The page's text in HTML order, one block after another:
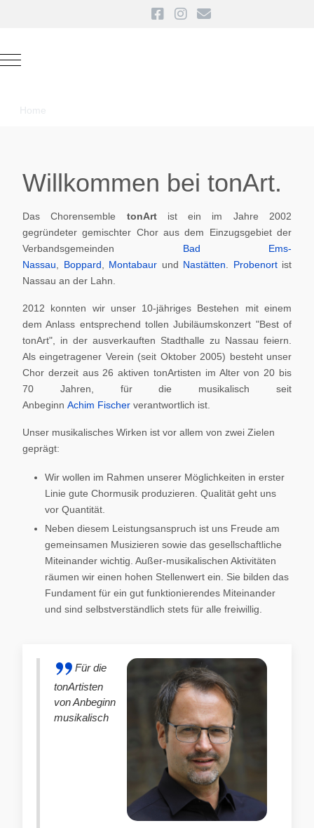
Mobile Menu Toggle
Home
Willkommen bei tonArt.
Das Chorensemble tonArt ist ein im Jahre 2002
gegründeter gemischter Chor aus dem Einzugsgebiet der
Verbandsgemeinden Bad Ems-
Nassau
Boppard Montabaur und Nastätten Probenortist
Nassau an der Lahn.
2012 konnten wir unser 10-jähriges Bestehen mit einem
dem Anlass entsprechend tollen Jubiläumskonzert "Best of
tonArt", in der ausverkauften Stadthalle zu Nassau feiern.
Als eingetragener Verein (seit Oktober 2005) besteht unser
Chor derzeit aus 26 aktiven tonArtisten im Alter von 20 bis
70 Jahren, für die musikalisch seit
Anbeginn Achim Fischer verantwortlich ist.
Unser musikalisches Wirken ist vor allem von zwei Zielen
geprägt:
Wir wollen im Rahmen unserer Möglichkeiten in erster
Linie gute Chormusik produzieren. Qualität geht uns
vor Quantität.
Neben diesem Leistungsanspruch ist uns Freude am
gemeinsamen Musizieren sowie das gesellschaftliche
Miteinander wichtig. Außer-musikalischen Aktivitäten
räumen wir einen hohen Stellenwert ein. Sie bilden das
Fundament für ein gut funktionierendes Miteinander
und sind selbstverständlich stets für alle freiwillig.
Für die
tonArtisten
von Anbeginn
musikalisch